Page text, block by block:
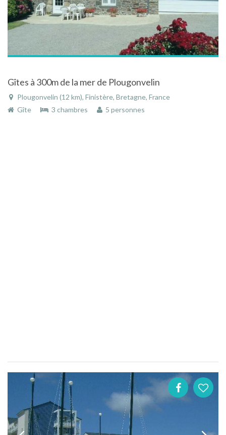
Gîtes à 300m de la mer de Plougonvelin
Plougonvelin (12 km), Finistère, Bretagne, France
Gîte
3 chambres 5 personnes